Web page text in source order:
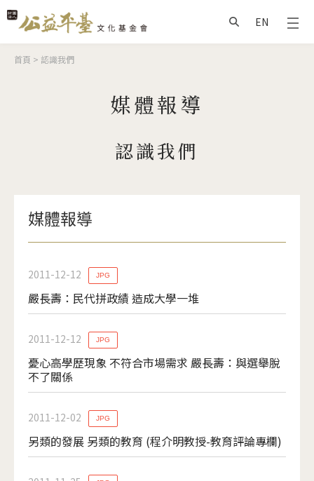
搜尋
EN
您在這裡
首頁 > 認識我們
媒體報導
認識我們
媒體報導
2011-12-12
嚴長壽：民代拼政績 造成大學一堆
JPG
2011-12-12
憂心高學歷現象 不符合市場需求 嚴長壽：與選舉脫
不了關係
JPG
2011-12-02
另類的發展 另類的教育 (程介明教授-教育評論專欄)
JPG